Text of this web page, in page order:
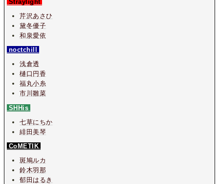
Straylight
芹沢あさひ
黛冬優子
和泉愛依
noctchill
浅倉透
樋口円香
福丸小糸
市川雛菜
SHHis
七草にちか
緋田美琴
CoMETIK
斑鳩ルカ
鈴木羽那
郁田はるき